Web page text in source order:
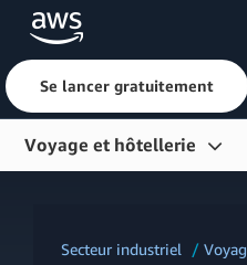
Passer au contenu principal
Se lancer gratuitement
Voyage et hôtellerie
Secteur industriel